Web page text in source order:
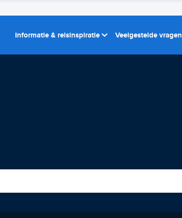
Informatie & reisinspiratie Veelgestelde vragen